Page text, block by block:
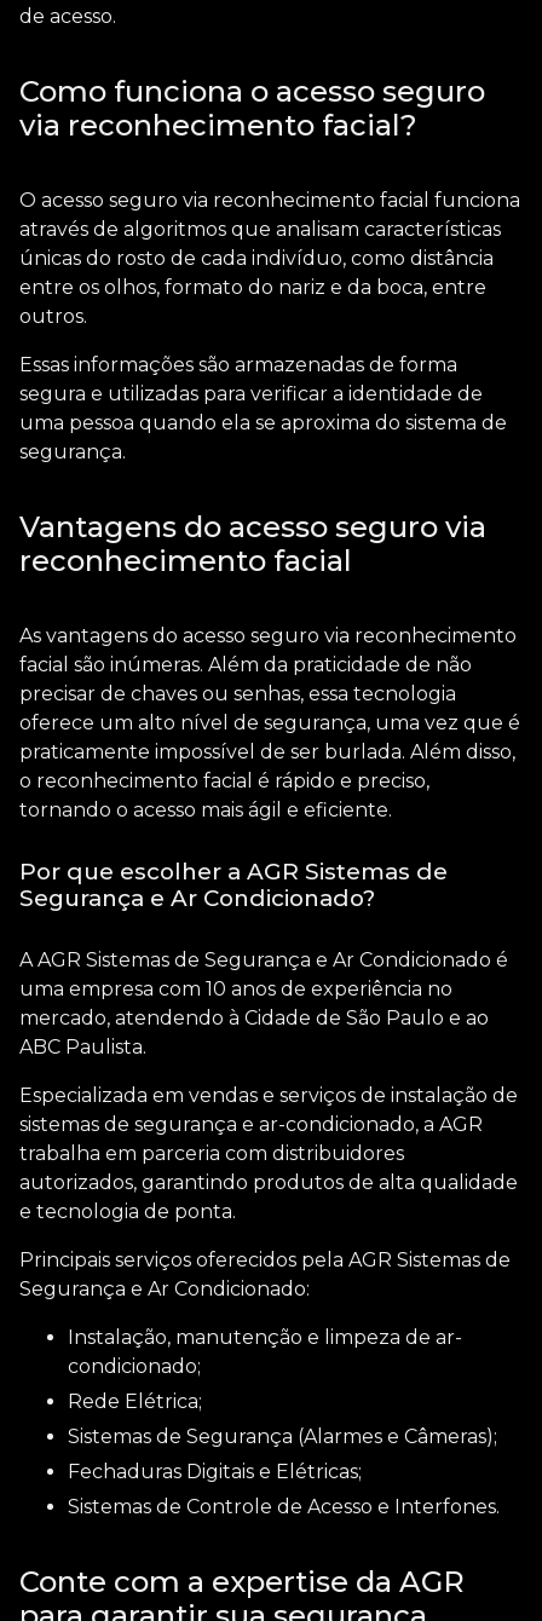
de acesso.
Como funciona o acesso seguro
via reconhecimento facial?
O acesso seguro via reconhecimento facial funciona
através de algoritmos que analisam características
únicas do rosto de cada indivíduo, como distância
entre os olhos, formato do nariz e da boca, entre
outros.
Essas informações são armazenadas de forma
segura e utilizadas para verificar a identidade de
uma pessoa quando ela se aproxima do sistema de
segurança.
Vantagens do acesso seguro via
reconhecimento facial
As vantagens do acesso seguro via reconhecimento
facial são inúmeras. Além da praticidade de não
precisar de chaves ou senhas, essa tecnologia
oferece um alto nível de segurança, uma vez que é
praticamente impossível de ser burlada. Além disso,
o reconhecimento facial é rápido e preciso,
tornando o acesso mais ágil e eficiente.
Por que escolher a AGR Sistemas de
Segurança e Ar Condicionado?
A AGR Sistemas de Segurança e Ar Condicionado é
uma empresa com 10 anos de experiência no
mercado, atendendo à Cidade de São Paulo e ao
ABC Paulista.
Especializada em vendas e serviços de instalação de
sistemas de segurança e ar-condicionado, a AGR
trabalha em parceria com distribuidores
autorizados, garantindo produtos de alta qualidade
e tecnologia de ponta.
Principais serviços oferecidos pela AGR Sistemas de
Segurança e Ar Condicionado:
Instalação, manutenção e limpeza de ar-
condicionado;
Rede Elétrica;
Sistemas de Segurança (Alarmes e Câmeras);
Fechaduras Digitais e Elétricas;
Sistemas de Controle de Acesso e Interfones.
Conte com a expertise da AGR